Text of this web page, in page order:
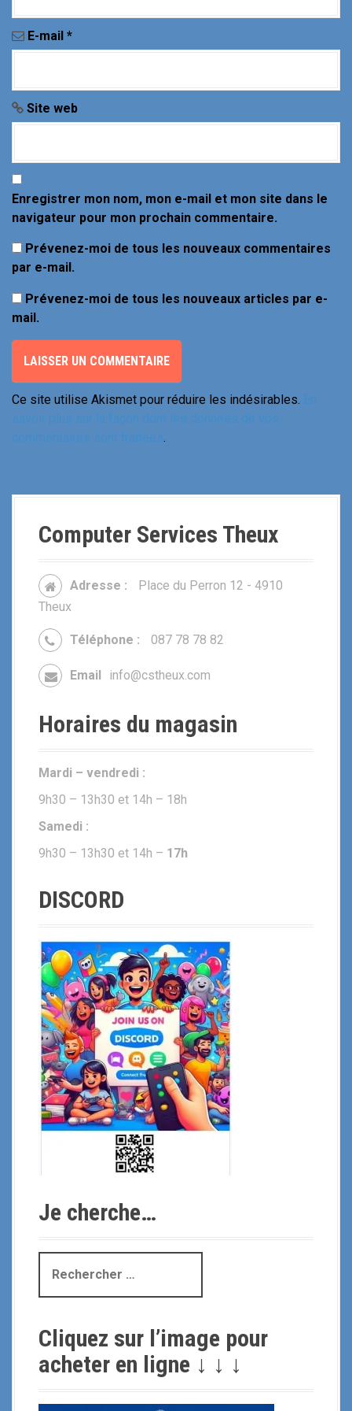
t
i
l
e
E-mail *
Site web
Enregistrer mon nom, mon e-mail et mon site dans le
navigateur pour mon prochain commentaire.
Prévenez-moi de tous les nouveaux commentaires
par e-mail.
Prévenez-moi de tous les nouveaux articles par e-
mail.
Ce site utilise Akismet pour réduire les indésirables.
.
Computer Services Theux
Adresse :
Place du Perron 12 - 4910
Theux
Téléphone : 087 78 78 82
Email info@cstheux.com
Horaires du magasin
Mardi – vendredi :
9h30 – 13h30 et 14h – 18h
Samedi :
9h30 – 13h30 et 14h – 17h
DISCORD
Je cherche…
c
e
c
Cliquez sur l’image pour
acheter en ligne ↓ ↓ ↓